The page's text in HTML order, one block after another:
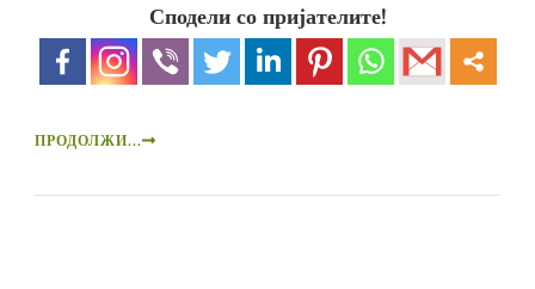
Сподели со пријателите!
ПРОДОЛЖИ...